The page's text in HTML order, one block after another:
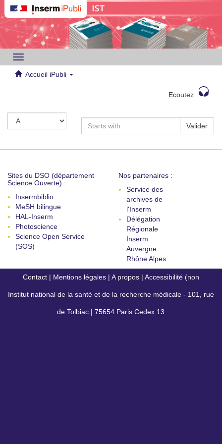
Toggle
navigation
Accueil iPubli
Ecoutez
Valider
Sites du DSO (département
Science Ouverte) :
Insermbiblio
MeSH bilingue
HAL-Inserm
Photoscience
Science Open Service
(SOS)
Nos partenaires :
Service des
archives de
l'Inserm
Délégation
Régionale
Inserm
Auvergne
Rhône Alpes
Contact | Mentions légales | A propos | Accessibilité (non
conforme)
Institut national de la santé et de la recherche médicale - 101, rue
de Tolbiac | 75654 Paris Cedex 13